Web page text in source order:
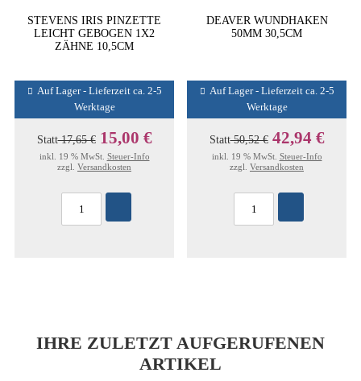
STEVENS IRIS PINZETTE
LEICHT GEBOGEN 1X2
ZÄHNE 10,5CM
Auf Lager - Lieferzeit ca. 2-5
Werktage
Statt17,65 € 15,00 €
inkl. 19 % MwSt. Steuer-Info
zzgl. Versandkosten
DEAVER WUNDHAKEN
50MM 30,5CM
Auf Lager - Lieferzeit ca. 2-5
Werktage
Statt50,52 € 42,94 €
inkl. 19 % MwSt. Steuer-Info
zzgl. Versandkosten
IHRE ZULETZT AUFGERUFENEN
ARTIKEL